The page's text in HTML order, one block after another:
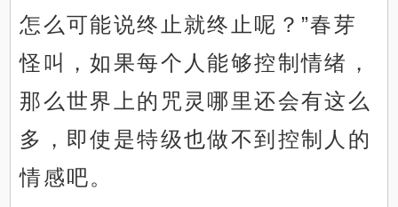
怎么可能说终止就终止呢？”春芽
怪叫，如果每个人能够控制情绪，
那么世界上的咒灵哪里还会有这么
多，即使是特级也做不到控制人的
情感吧。